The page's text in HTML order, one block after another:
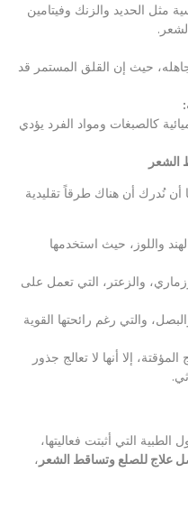
مثل الحديد والزنك وفيتامين
حيث إن القلق المستمر قد
:
كالصبغات ومواد الفرد يؤدي
الشعر
أن نُدرك أن هناك طرقاً تقليدية
واللوز، حيث استخدمها
والزعتر، التي تعمل على
والتي رغم رائحتها القوية
إلا أنها لا تعالج جذور
التي أثبتت فعاليتها،
علاج للصلع وتساقط الشعر ،